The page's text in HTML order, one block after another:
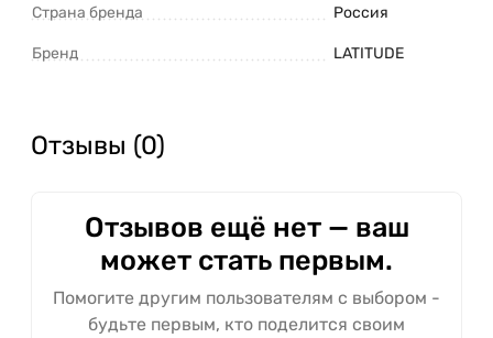
Страна бренда Россия
Бренд LATITUDE
Отзывы (0)
Отзывов ещё нет — ваш
может стать первым.
Помогите другим пользователям с выбором -
будьте первым, кто поделится своим